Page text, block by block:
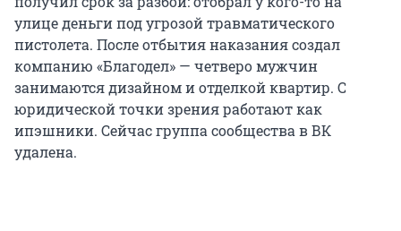
улице деньги под угрозой травматического
пистолета. После отбытия наказания создал
компанию «Благодел» — четверо мужчин
занимаются дизайном и отделкой квартир. С
юридической точки зрения работают как
ипэшники. Сейчас группа сообщества в ВК
удалена.